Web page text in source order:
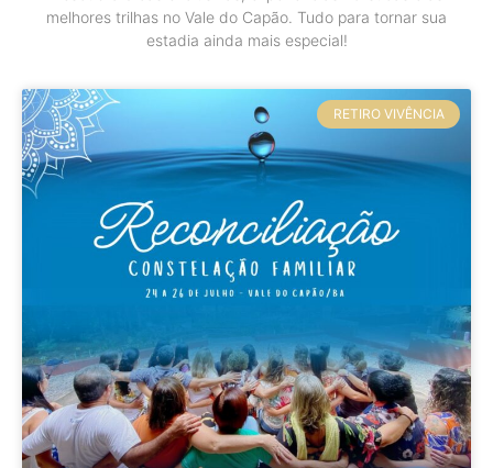
melhores trilhas no Vale do Capão. Tudo para tornar sua
estadia ainda mais especial!
RETIRO VIVÊNCIA